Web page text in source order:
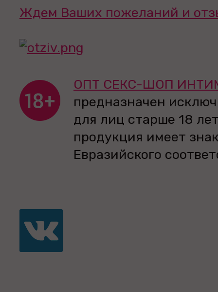
Ждем Ваших пожеланий и
ОПТ СЕКС-ШОП
предназначен
для лиц старше 18
продукция имеет
Евразийского